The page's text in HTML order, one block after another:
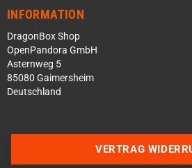
INFORMATION
DragonBox Shop
OpenPandora GmbH
Asternweg 5
85080 Gaimersheim
Deutschland
VERTRAG